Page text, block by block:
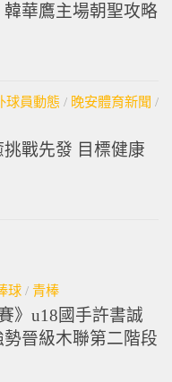
華鷹主場朝聖攻略
球員動態 / 晚安體育新聞 /
戰先發 目標健康
球 / 青棒
》u18國手許書誠
晉級木聯第二階段